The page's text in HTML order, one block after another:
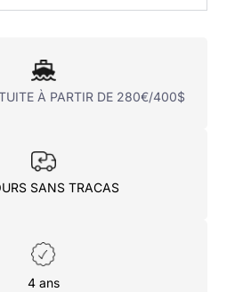
À PARTIR DE 280€/400$
SANS TRACAS
4 ans